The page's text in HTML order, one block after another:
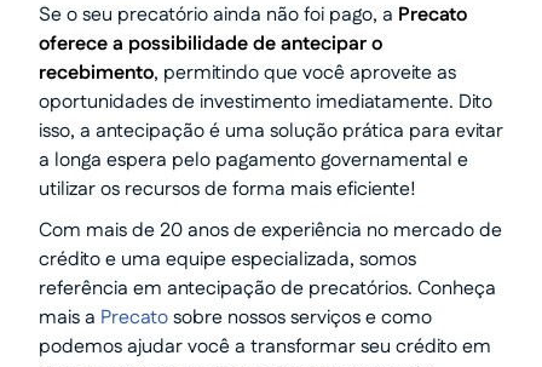
Se o seu precatório ainda não foi pago, a Precato
oferece a possibilidade de antecipar o
recebimento, permitindo que você aproveite as
oportunidades de investimento imediatamente. Dito
isso, a antecipação é uma solução prática para evitar
a longa espera pelo pagamento governamental e
utilizar os recursos de forma mais eficiente!
Com mais de 20 anos de experiência no mercado de
crédito e uma equipe especializada, somos
referência em antecipação de precatórios. Conheça
mais a Precatosobre nossos serviços e como
podemos ajudar você a transformar seu crédito em